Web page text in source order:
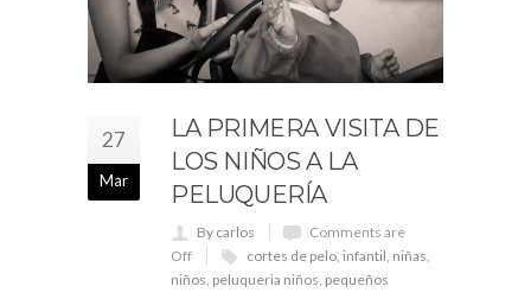
27
Mar
LA PRIMERA VISITA DE
LOS NIÑOS A LA
PELUQUERÍA
By carlos
Comments are
Off
cortes de pelo infantil niñas
niños peluqueria niños pequeños